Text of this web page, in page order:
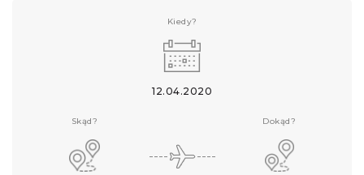
Kiedy?
12.04.2020
Skąd? Dokąd?